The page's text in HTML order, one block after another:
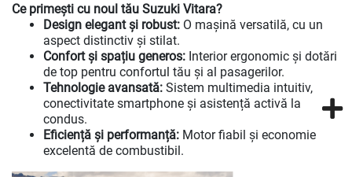
Ce primești cu noul tău Suzuki Vitara?
Design elegant și robust: O mașină versatilă, cu un
aspect distinctiv și stilat.
Confort și spațiu generos: Interior ergonomic și dotări
de top pentru confortul tău și al pasagerilor.
Tehnologie avansată: Sistem multimedia intuitiv,
conectivitate smartphone și asistență activă la
condus.
Eficiență și performanță: Motor fiabil și economie
excelentă de combustibil.